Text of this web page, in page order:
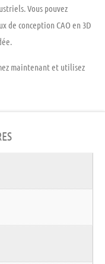
Vous pouvez
de conception CAO en 3D
maintenant et utilisez